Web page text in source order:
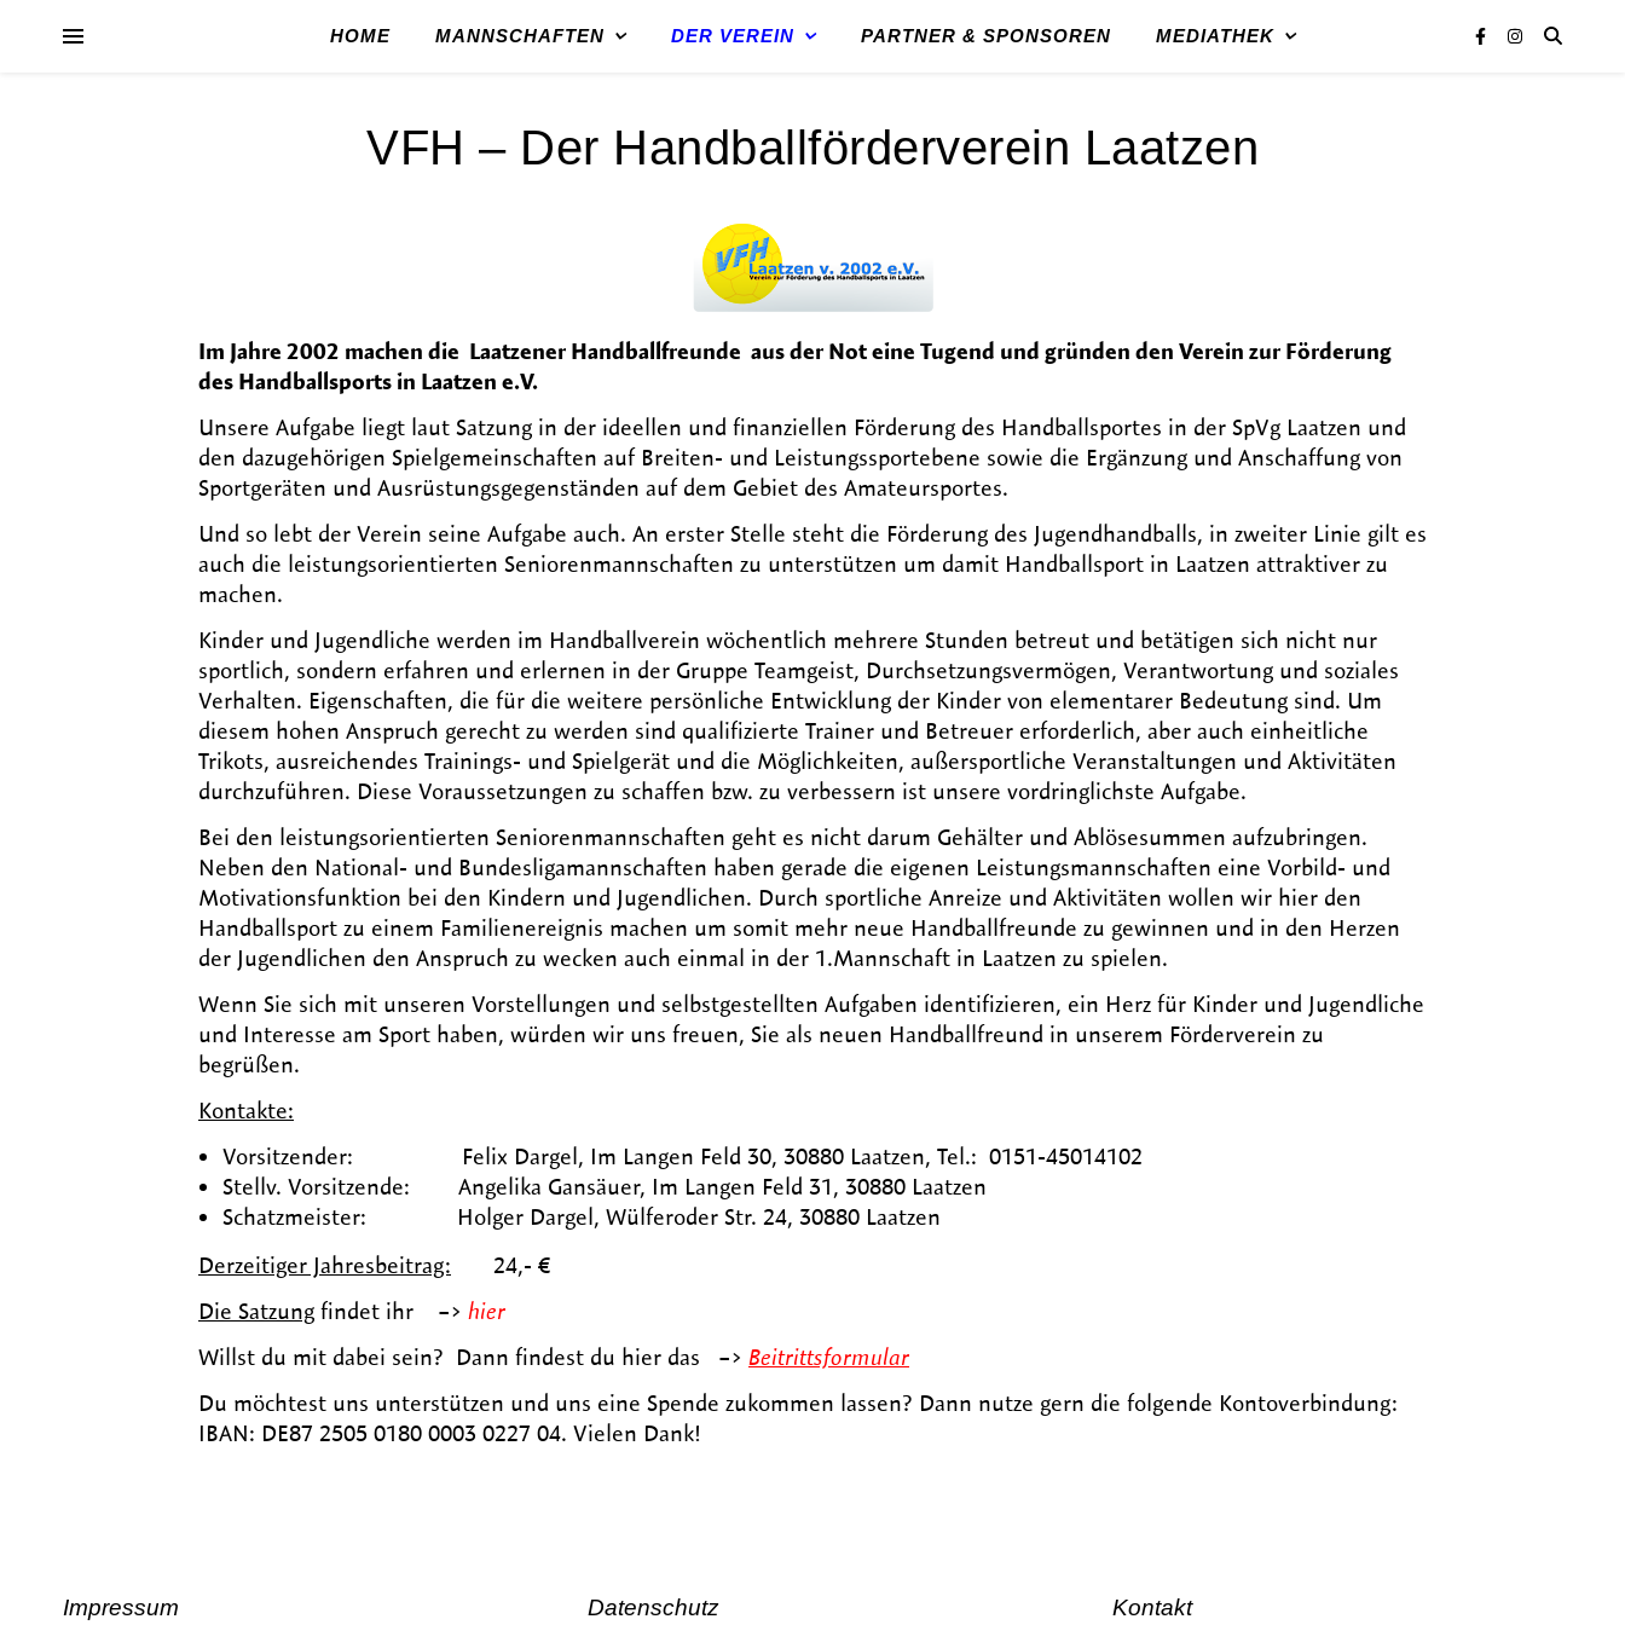
HOME MANNSCHAFTEN DER VEREIN PARTNER & SPONSOREN MEDIATHEK
VFH – Der Handballförderverein Laatzen
Im Jahre 2002 machen die Laatzener Handballfreunde aus der Not eine Tugend und gründen den Verein zur Förderung
des Handballsports in Laatzen e.V.
Unsere Aufgabe liegt laut Satzung in der ideellen und finanziellen Förderung des Handballsportes in der SpVg Laatzen und
den dazugehörigen Spielgemeinschaften auf Breiten- und Leistungssportebene sowie die Ergänzung und Anschaffung von
Sportgeräten und Ausrüstungsgegenständen auf dem Gebiet des Amateursportes.
Und so lebt der Verein seine Aufgabe auch. An erster Stelle steht die Förderung des Jugendhandballs, in zweiter Linie gilt es
auch die leistungsorientierten Seniorenmannschaften zu unterstützen um damit Handballsport in Laatzen attraktiver zu
machen.
Kinder und Jugendliche werden im Handballverein wöchentlich mehrere Stunden betreut und betätigen sich nicht nur
sportlich, sondern erfahren und erlernen in der Gruppe Teamgeist, Durchsetzungsvermögen, Verantwortung und soziales
Verhalten. Eigenschaften, die für die weitere persönliche Entwicklung der Kinder von elementarer Bedeutung sind. Um
diesem hohen Anspruch gerecht zu werden sind qualifizierte Trainer und Betreuer erforderlich, aber auch einheitliche
Trikots, ausreichendes Trainings- und Spielgerät und die Möglichkeiten, außersportliche Veranstaltungen und Aktivitäten
durchzuführen. Diese Voraussetzungen zu schaffen bzw. zu verbessern ist unsere vordringlichste Aufgabe.
Bei den leistungsorientierten Seniorenmannschaften geht es nicht darum Gehälter und Ablösesummen aufzubringen.
Neben den National- und Bundesligamannschaften haben gerade die eigenen Leistungsmannschaften eine Vorbild- und
Motivationsfunktion bei den Kindern und Jugendlichen. Durch sportliche Anreize und Aktivitäten wollen wir hier den
Handballsport zu einem Familienereignis machen um somit mehr neue Handballfreunde zu gewinnen und in den Herzen
der Jugendlichen den Anspruch zu wecken auch einmal in der 1.Mannschaft in Laatzen zu spielen.
Wenn Sie sich mit unseren Vorstellungen und selbstgestellten Aufgaben identifizieren, ein Herz für Kinder und Jugendliche
und Interesse am Sport haben, würden wir uns freuen, Sie als neuen Handballfreund in unserem Förderverein zu
begrüßen.
Kontakte:
Vorsitzender: Felix Dargel, Im Langen Feld 30, 30880 Laatzen, Tel.: 0151-45014102
Stellv. Vorsitzende: Angelika Gansäuer, Im Langen Feld 31, 30880 Laatzen
Schatzmeister: Holger Dargel, Wülferoder Str. 24, 30880 Laatzen
Derzeitiger Jahresbeitrag: 24,- €
Die Satzung findet ihr –> hier
Willst du mit dabei sein? Dann findest du hier das –> Beitrittsformular
Du möchtest uns unterstützen und uns eine Spende zukommen lassen? Dann nutze gern die folgende Kontoverbindung:
IBAN: DE87 2505 0180 0003 0227 04. Vielen Dank!
Impressum Datenschutz Kontakt